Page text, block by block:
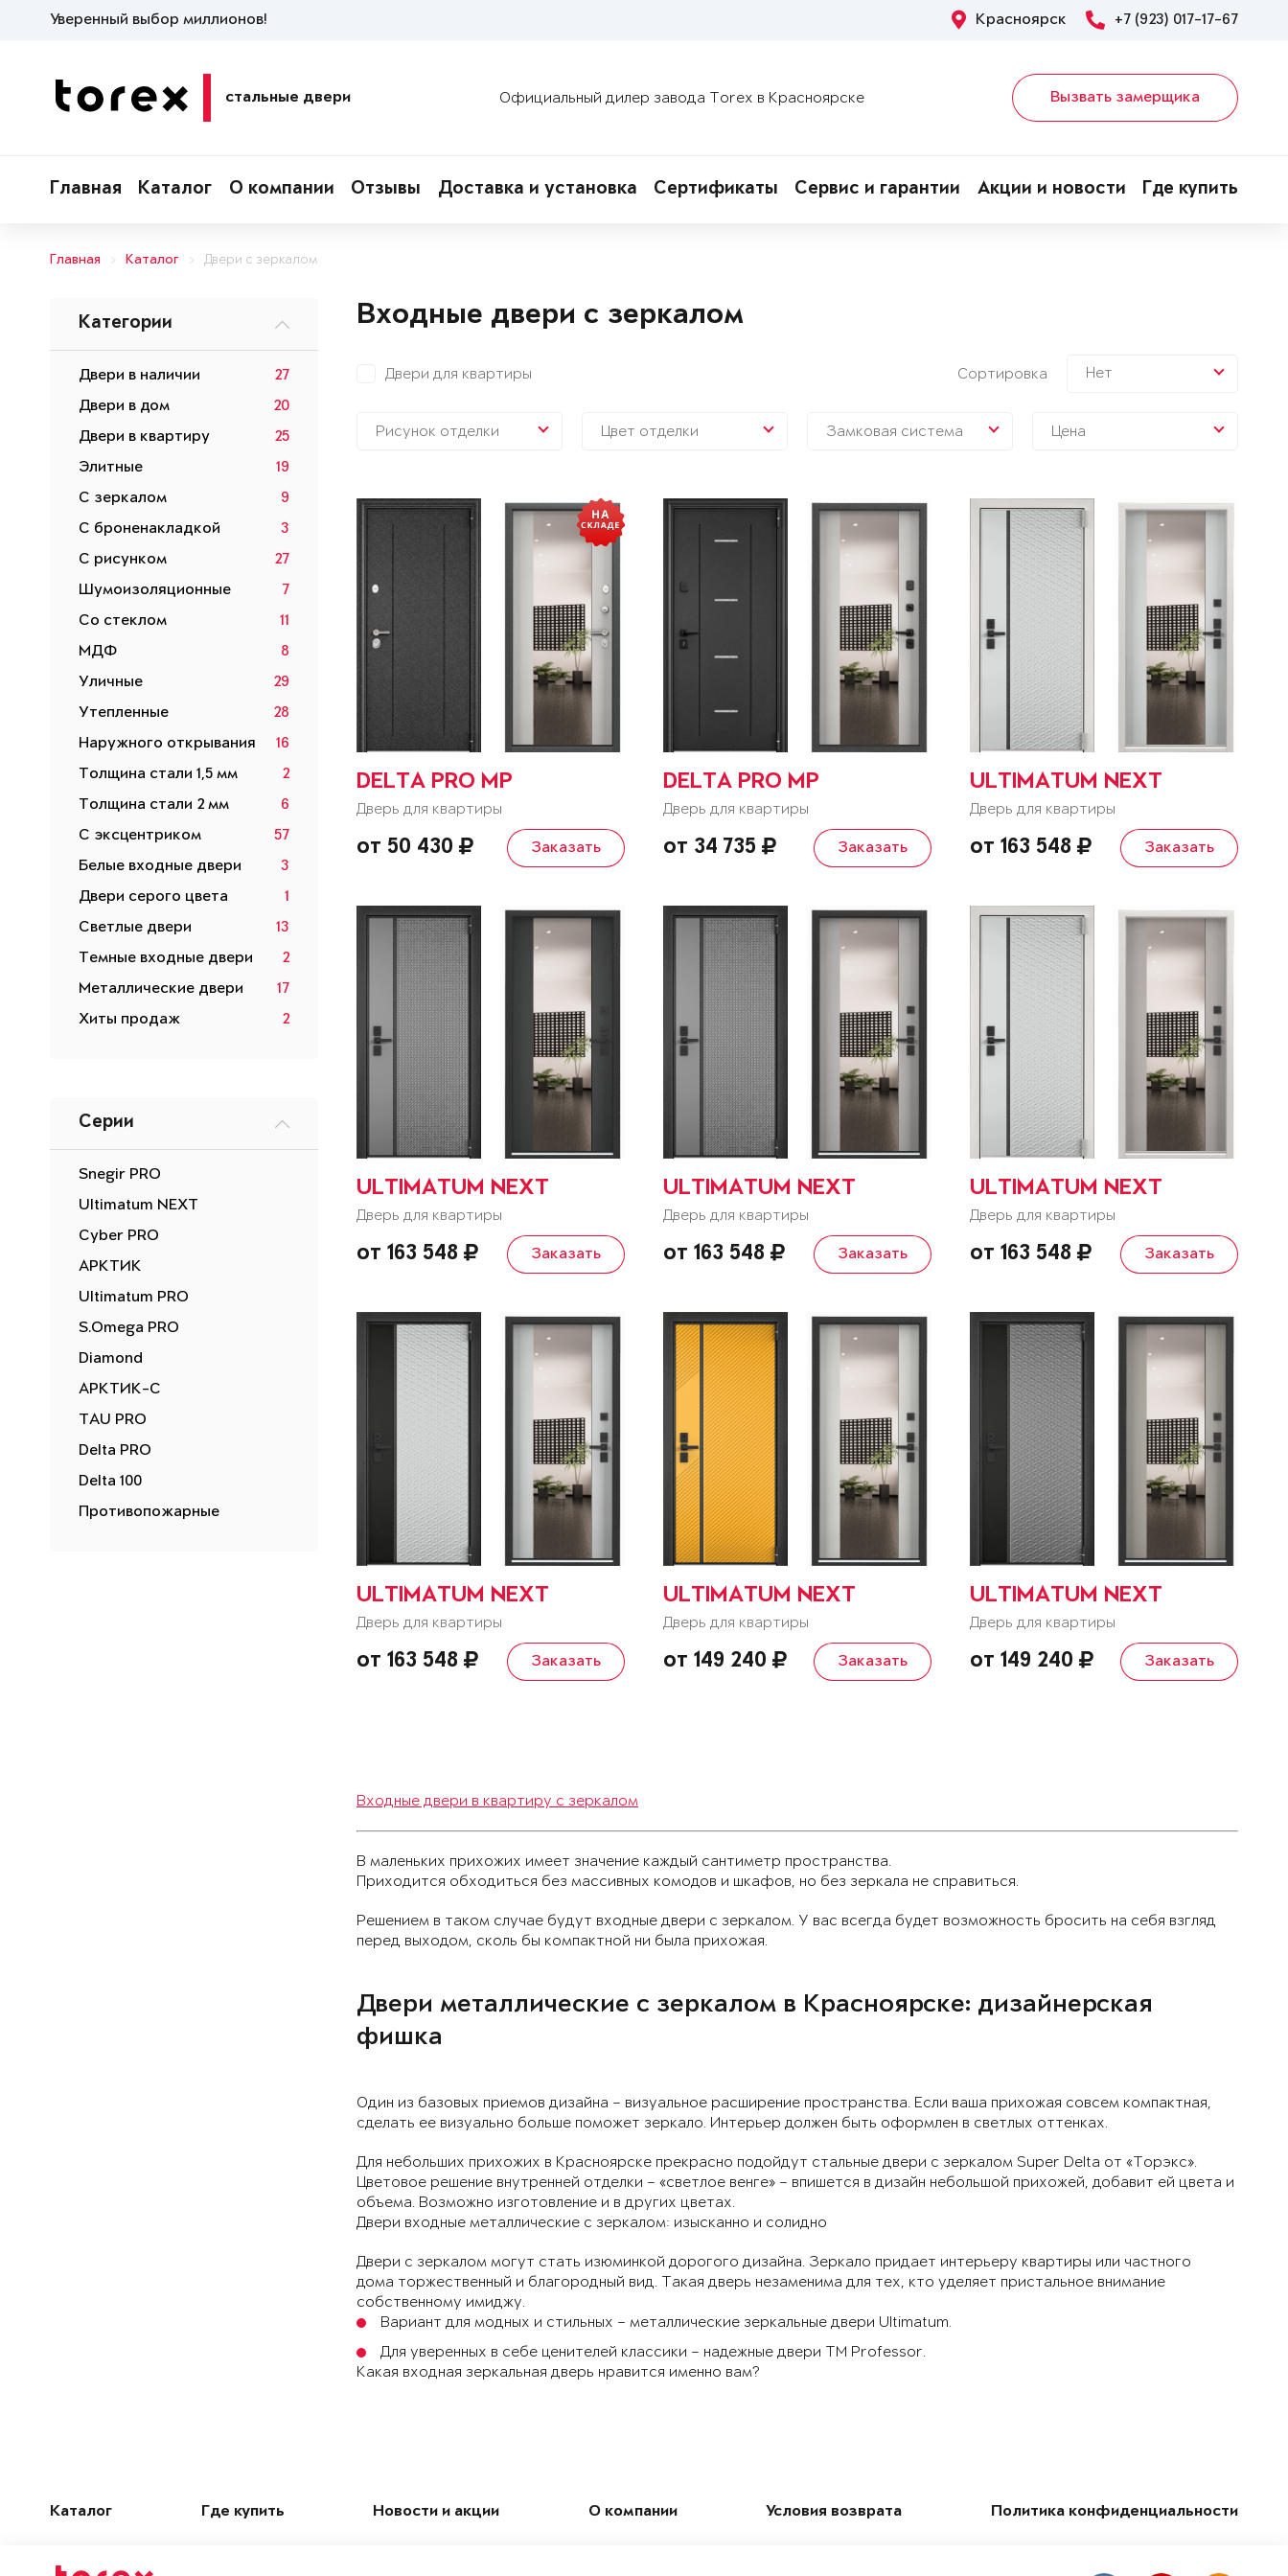
Уверенный выбор миллионов! Красноярск +7 (923) 017-17-67
стальные двери Официальный дилер завода Torex в Красноярске Вызвать замерщика
Главная Каталог О компании Отзывы Доставка и установка Сертификаты Сервис и гарантии Акции и новости Где купить
Главная Каталог Двери с зеркалом
Категории
Двери в наличии
27
Двери в дом
20
Двери в квартиру
25
Элитные
19
С зеркалом
9
С броненакладкой
3
С рисунком
27
Шумоизоляционные
7
Со стеклом
11
МДФ
8
Уличные
29
Утепленные
28
Наружного открывания
16
Толщина стали 1,5 мм
2
Толщина стали 2 мм
6
С эксцентриком
57
Белые входные двери
3
Двери серого цвета
1
Светлые двери
13
Темные входные двери
2
Металлические двери
17
Хиты продаж
2
Серии
Snegir PRO
Ultimatum NEXT
Cyber PRO
АРКТИК
Ultimatum PRO
S.Omega PRO
Diamond
АРКТИК-С
TAU PRO
Delta PRO
Delta 100
Противопожарные
Входные двери с зеркалом
Двери для квартиры Сортировка Нет
Рисунок отделки Цвет отделки Замковая система Цена
DELTA PRO MP
Дверь для квартиры
от 50 430 Заказать
DELTA PRO MP
Дверь для квартиры
от 34 735 Заказать
ULTIMATUM NEXT
Дверь для квартиры
от 163 548 Заказать
ULTIMATUM NEXT
Дверь для квартиры
от 163 548 Заказать
ULTIMATUM NEXT
Дверь для квартиры
от 163 548 Заказать
ULTIMATUM NEXT
Дверь для квартиры
от 163 548 Заказать
ULTIMATUM NEXT
Дверь для квартиры
от 163 548 Заказать
ULTIMATUM NEXT
Дверь для квартиры
от 149 240 Заказать
ULTIMATUM NEXT
Дверь для квартиры
от 149 240 Заказать
Входные двери в квартиру с зеркалом
В маленьких прихожих имеет значение каждый сантиметр пространства.
Приходится обходиться без массивных комодов и шкафов, но без зеркала не справиться.
Решением в таком случае будут входные двери с зеркалом. У вас всегда будет возможность бросить на себя взгляд
перед выходом, сколь бы компактной ни была прихожая.
Двери металлические с зеркалом в Красноярске: дизайнерская
фишка
Один из базовых приемов дизайна – визуальное расширение пространства. Если ваша прихожая совсем компактная,
сделать ее визуально больше поможет зеркало. Интерьер должен быть оформлен в светлых оттенках.
Для небольших прихожих в Красноярске прекрасно подойдут стальные двери с зеркалом Super Delta от «Торэкс».
Цветовое решение внутренней отделки – «светлое венге» – впишется в дизайн небольшой прихожей, добавит ей цвета и
объема. Возможно изготовление и в других цветах.
Двери входные металлические с зеркалом: изысканно и солидно
Двери с зеркалом могут стать изюминкой дорогого дизайна. Зеркало придает интерьеру квартиры или частного
дома торжественный и благородный вид. Такая дверь незаменима для тех, кто уделяет пристальное внимание
собственному имиджу.
Вариант для модных и стильных – металлические зеркальные двери Ultimatum.
Для уверенных в себе ценителей классики – надежные двери ТМ Professor.
Какая входная зеркальная дверь нравится именно вам?
Каталог Где купить Новости и акции О компании Условия возврата Политика конфиденциальности